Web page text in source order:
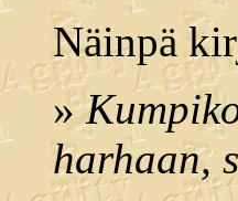
Näinpä
»
harhaan,